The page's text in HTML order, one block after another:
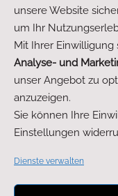
unsere Website
um Ihr
Mit Ihrer Einwilligung
Analyse- und
unser Angebot zu
anzuzeigen.
Sie können Ihre
Einstellungen
Dienste verwalten